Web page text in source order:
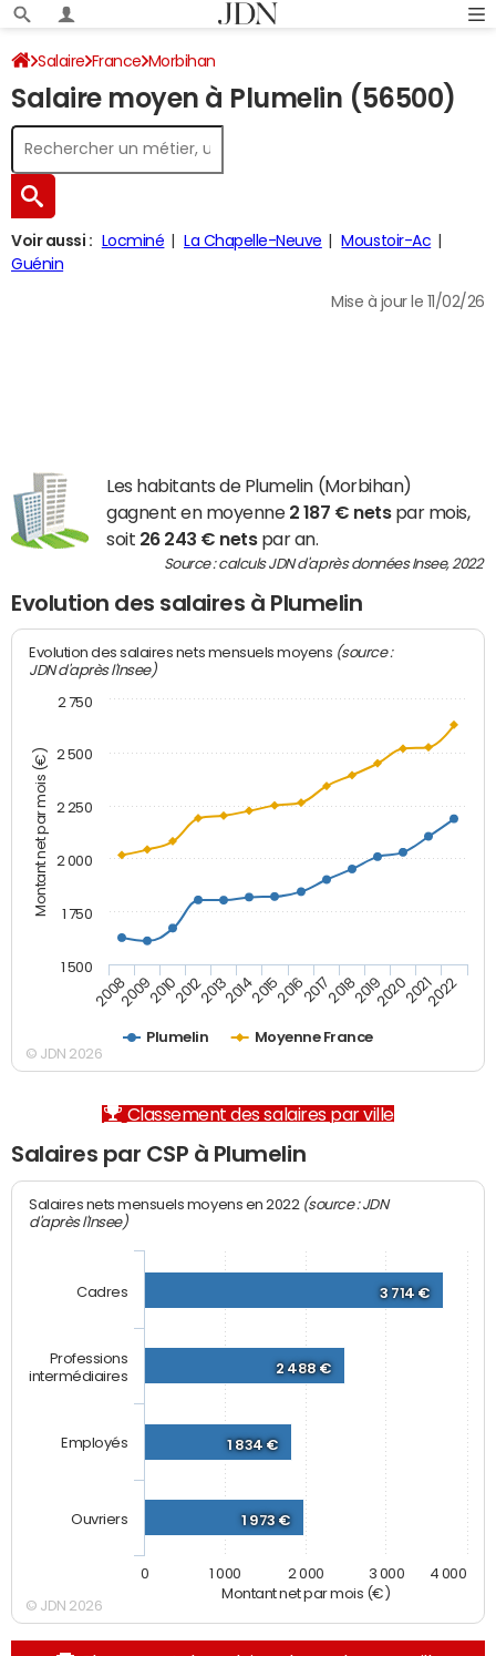
Salaire France Morbihan
Salaire moyen à Plumelin (56500)
Voir aussi : Locminé La Chapelle-Neuve
Moustoir-Ac
Guénin
Mise à jour le 11/02/26
Les habitants de Plumelin (Morbihan)
gagnent en moyenne 2 187 € netspar mois,
soit 26 243 € netspar an.
Source : calculs JDN d'après données Insee, 2022
Evolution des salaires à Plumelin
Montant net par mois (€)
Evolution des salaires nets mensuels moyens (source :
JDN d'après l'Insee)
Plumelin Moyenne France
20082009201020122013201420152016201720182019202020212022
1 500
1 750
2 000
2 250
2 500
2 750
© JDN 2026
Classement des salaires par ville
Salaires par CSP à Plumelin
Montant net par mois (€)
Salaires nets mensuels moyens en 2022 (source : JDN
d'après l'Insee)
3 714 €
2 488 €
1 834 €
1 973 €
Cadres
Professions
intermédiaires
Employés
Ouvriers
0 1 000 2 000 3 000 4 000
© JDN 2026